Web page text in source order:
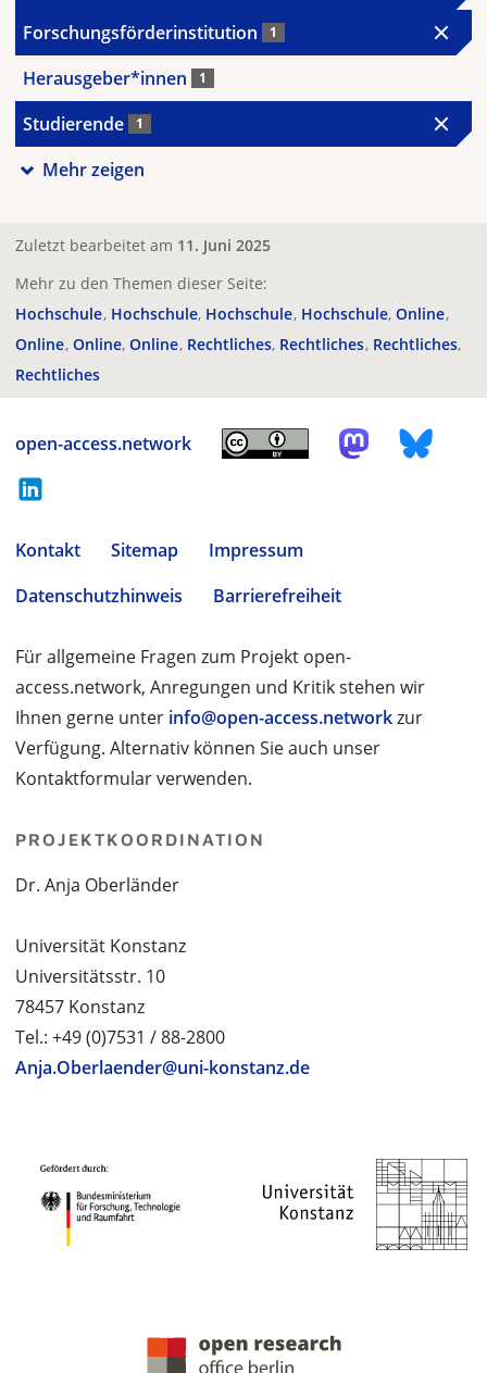
Forschungsförderinstitution 1
Herausgeber*innen 1
Studierende 1
Mehr zeigen
Zuletzt bearbeitet am 11. Juni 2025
Mehr zu den Themen dieser Seite:
Hochschule Hochschule Hochschule Hochschule Online
Online Online Online Rechtliches Rechtliches Rechtliches
Rechtliches
open-access.network
Kontakt Sitemap
Impressum
Datenschutzhinweis
Barrierefreiheit
Für allgemeine Fragen zum Projekt open-
access.network, Anregungen und Kritik stehen wir
Ihnen gerne unter info@open-access.networkzur
Verfügung. Alternativ können Sie auch unser
Kontaktformular verwenden.
PROJEKTKOORDINATION
Dr. Anja Oberländer
Universität Konstanz
Universitätsstr. 10
78457 Konstanz
Tel.: +49 (0)7531 / 88-2800
Anja.Oberlaender@uni-konstanz.de